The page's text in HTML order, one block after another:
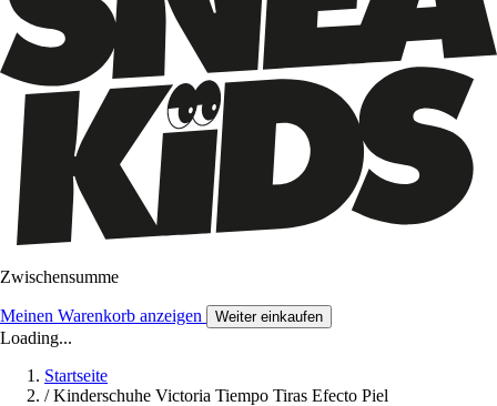
Zwischensumme
Meinen Warenkorb anzeigen Weiter einkaufen
Loading...
Startseite
/ Kinderschuhe Victoria Tiempo Tiras Efecto Piel